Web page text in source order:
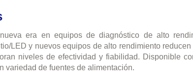
era en equipos de diagnóstico de alto
LED y nuevos equipos de alto rendimiento
niveles de efectividad y fiabilidad. Disponible
variedad de fuentes de alimentación.